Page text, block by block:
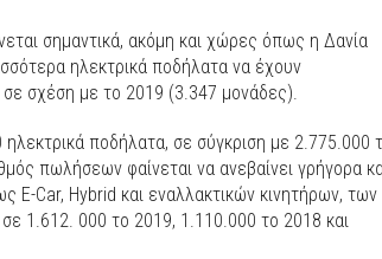
σημαντικά, ακόμη και χώρες όπως η Δανία
ηλεκτρικά ποδήλατα να έχουν
σχέση με το 2019 (3.347 μονάδες).
ποδήλατα, σε σύγκριση με 2.775.000
πωλήσεων φαίνεται να ανεβαίνει γρήγορα
E-Car, Hybrid και εναλλακτικών κινητήρων, των
1.612. 000 το 2019, 1.110.000 το 2018 και